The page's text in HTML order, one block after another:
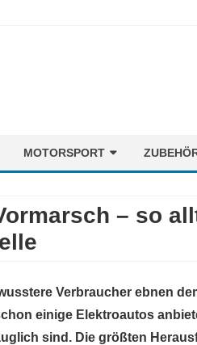
MOTORSPORT
MOTORENMIX
– so
Verbraucher ebnen
einige Elektroautos
sind. Die größten